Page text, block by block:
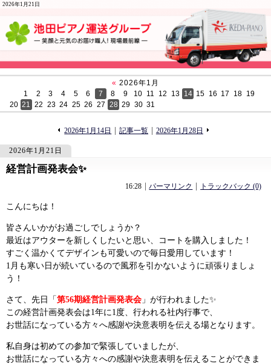
2026年1月21日
« 2026年1月
1
2 3 4 5 6 7 8 9 10 11 12 13 14 15 16 17 18 19
20 21 22 23 24 25 26 27 28 29 30 31
«
2026年1月14日 記事一覧 2026年1月28日
2026年1月21日
経営計画発表会✨
16:28 パーマリンク トラックバック (0)
こんにちは！
皆さんいかがお過ごしでしょうか？
最近はアウターを新しくしたいと思い、コートを購入しました！
すごく温かくてデザインも可愛いので毎日愛用しています！
1月も寒い日が続いているので風邪を引かないように頑張りましょ
う！
さて、先日「 第56期経営計画発表会 」が行われました✨
この経営計画発表会は1年に1度、行われる社内行事で、
お世話になっている方々へ感謝や決意表明を伝える場となります。
私自身は初めての参加で緊張していましたが、
お世話になっている方々への感謝や決意表明を伝えることができま